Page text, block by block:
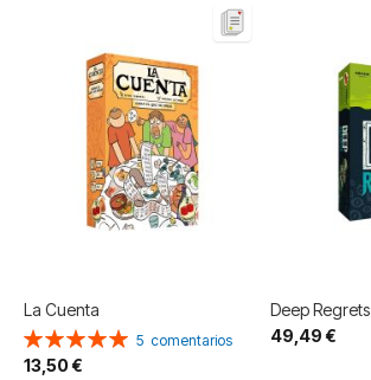
La Cuenta
Valoración:
100%
5 comentarios
13,50 €
Deep Regrets
49,49 €